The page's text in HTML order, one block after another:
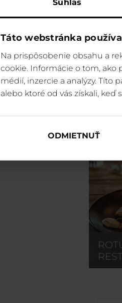
Súhlas
Táto webstránka
Na prispôsobenie obsahu a
cookie. Informácie o tom, ako
médií, inzercie a analýzy.
alebo ktoré od vás získali, keď
ODMIETNUŤ